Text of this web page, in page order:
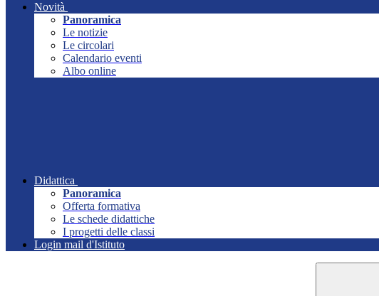
Novità
Panoramica
Le notizie
Le circolari
Calendario eventi
Albo online
Didattica
Panoramica
Offerta formativa
Le schede didattiche
I progetti delle classi
Login mail d'Istituto